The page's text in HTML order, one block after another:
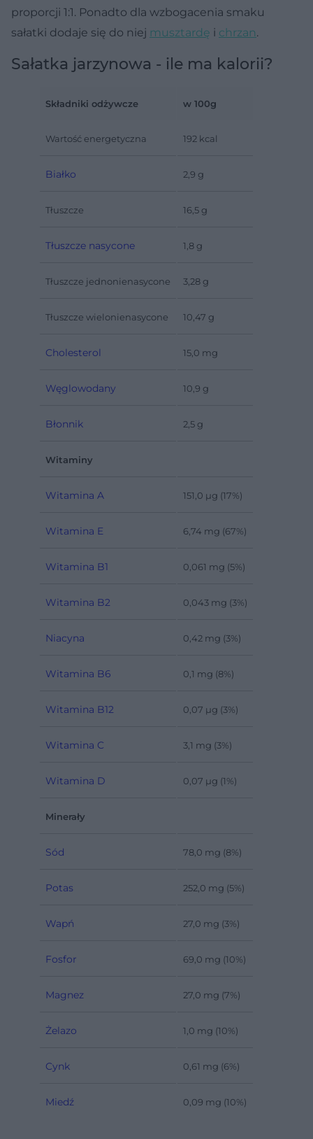
proporcji 1:1. Ponadto dla wzbogacenia smaku
sałatki dodaje się do niej musztardę i chrzan.
Sałatka jarzynowa - ile ma kalorii?
Składniki odżywcze w 100g
Wartość energetyczna 192 kcal
Białko 2,9 g
Tłuszcze 16,5 g
Tłuszcze nasycone 1,8 g
Tłuszcze jednonienasycone 3,28 g
Tłuszcze wielonienasycone 10,47 g
Cholesterol 15,0 mg
Węglowodany 10,9 g
Błonnik 2,5 g
Witaminy
Witamina A 151,0 µg (17%)
Witamina E 6,74 mg (67%)
Witamina B1 0,061 mg (5%)
Witamina B2 0,043 mg (3%)
Niacyna 0,42 mg (3%)
Witamina B6 0,1 mg (8%)
Witamina B12 0,07 µg (3%)
Witamina C 3,1 mg (3%)
Witamina D 0,07 µg (1%)
Minerały
Sód 78,0 mg (8%)
Potas 252,0 mg (5%)
Wapń 27,0 mg (3%)
Fosfor 69,0 mg (10%)
Magnez 27,0 mg (7%)
Żelazo 1,0 mg (10%)
Cynk 0,61 mg (6%)
Miedź 0,09 mg (10%)